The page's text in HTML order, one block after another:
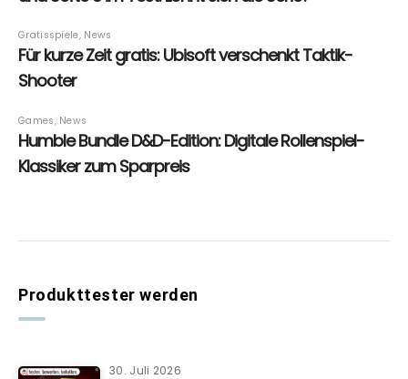
Produkttester werden
30. Juli 2026